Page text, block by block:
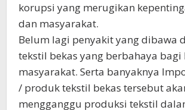
korupsi yang merugikan
dan masyarakat.
Belum lagi penyakit yang dibawa
tekstil bekas yang berbahaya bagi
masyarakat. Serta banyaknya
/ produk tekstil bekas tersebut
mengganggu produksi tekstil